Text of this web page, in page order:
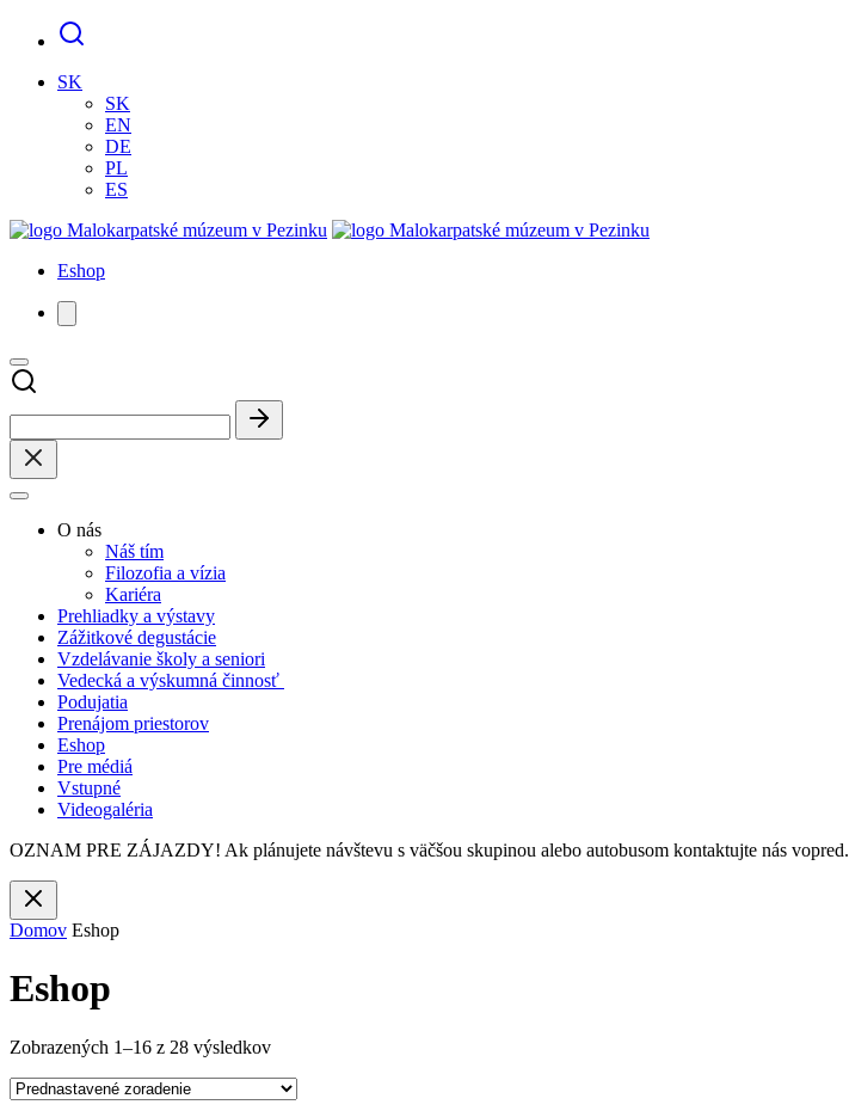
SK
SK
EN
DE
PL
ES
Eshop
O nás
Náš tím
Filozofia a vízia
Kariéra
Prehliadky a výstavy
Zážitkové degustácie
Vzdelávanie školy a seniori
Vedecká a výskumná činnosť
Podujatia
Prenájom priestorov
Eshop
Pre médiá
Vstupné
Videogaléria
OZNAM PRE ZÁJAZDY! Ak plánujete návštevu s väčšou skupinou alebo autobusom kontaktujte nás vopred.
Domov Eshop
Eshop
Zobrazených 1–16 z 28 výsledkov